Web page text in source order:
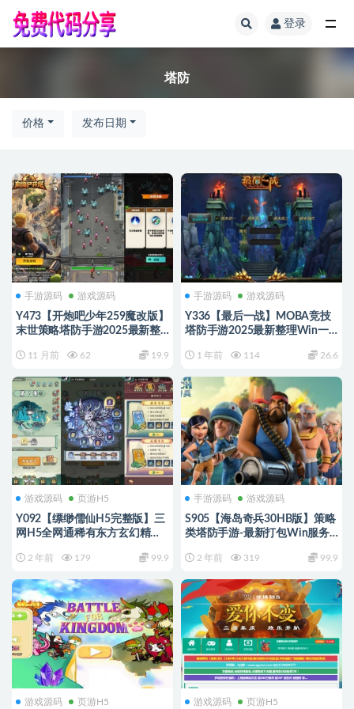
登录
塔防
价格 发布日期
手游源码 游戏源码
Y473【开炮吧少年259魔改版】
末世策略塔防手游2025最新整
务端+本地热更+本地验证+解密
11 月前 62 19.9
手游源码 游戏源码
Y336【最后一战】MOBA竞技
塔防手游2025最新整理Win一
1 年前 114 26.6
游戏源码 页游H5
Y092【缥缈儒仙H5完整版】三
网H5全网通稀有东方玄幻精品
Linux服务端源码视频架设教程-
2 年前 179 99.9
手游源码 游戏源码
S905【海岛奇兵30HB版】策略
类塔防手游-最新打包Win服务
教程2 年前 319 99.9
游戏源码 页游H5 游戏源码 页游H5